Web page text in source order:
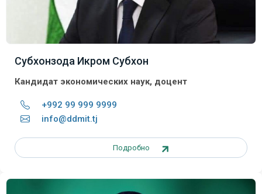
Субхонзода Икром Субхон
Кандидат экономических наук, доцент
+992 99 999 9999
info@ddmit.tj
Подробно